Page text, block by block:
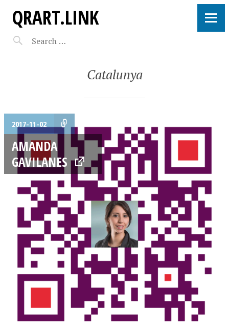
QRART.LINK
Catalunya
2017-11-02
AMANDA
GAVILANES